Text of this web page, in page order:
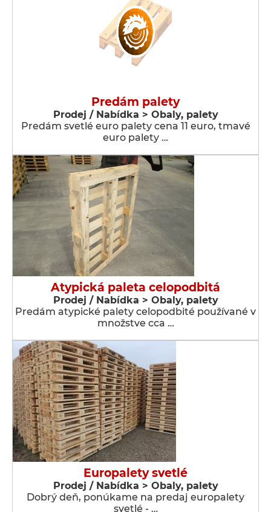
Predám palety
Prodej / Nabídka > Obaly, palety
Predám svetlé euro palety cena 11 euro, tmavé
euro palety …
Atypická paleta celopodbitá
Prodej / Nabídka > Obaly, palety
Predám atypické palety celopodbité používané v
množstve cca …
Europalety svetlé
Prodej / Nabídka > Obaly, palety
Dobrý deň, ponúkame na predaj europalety
svetlé - …